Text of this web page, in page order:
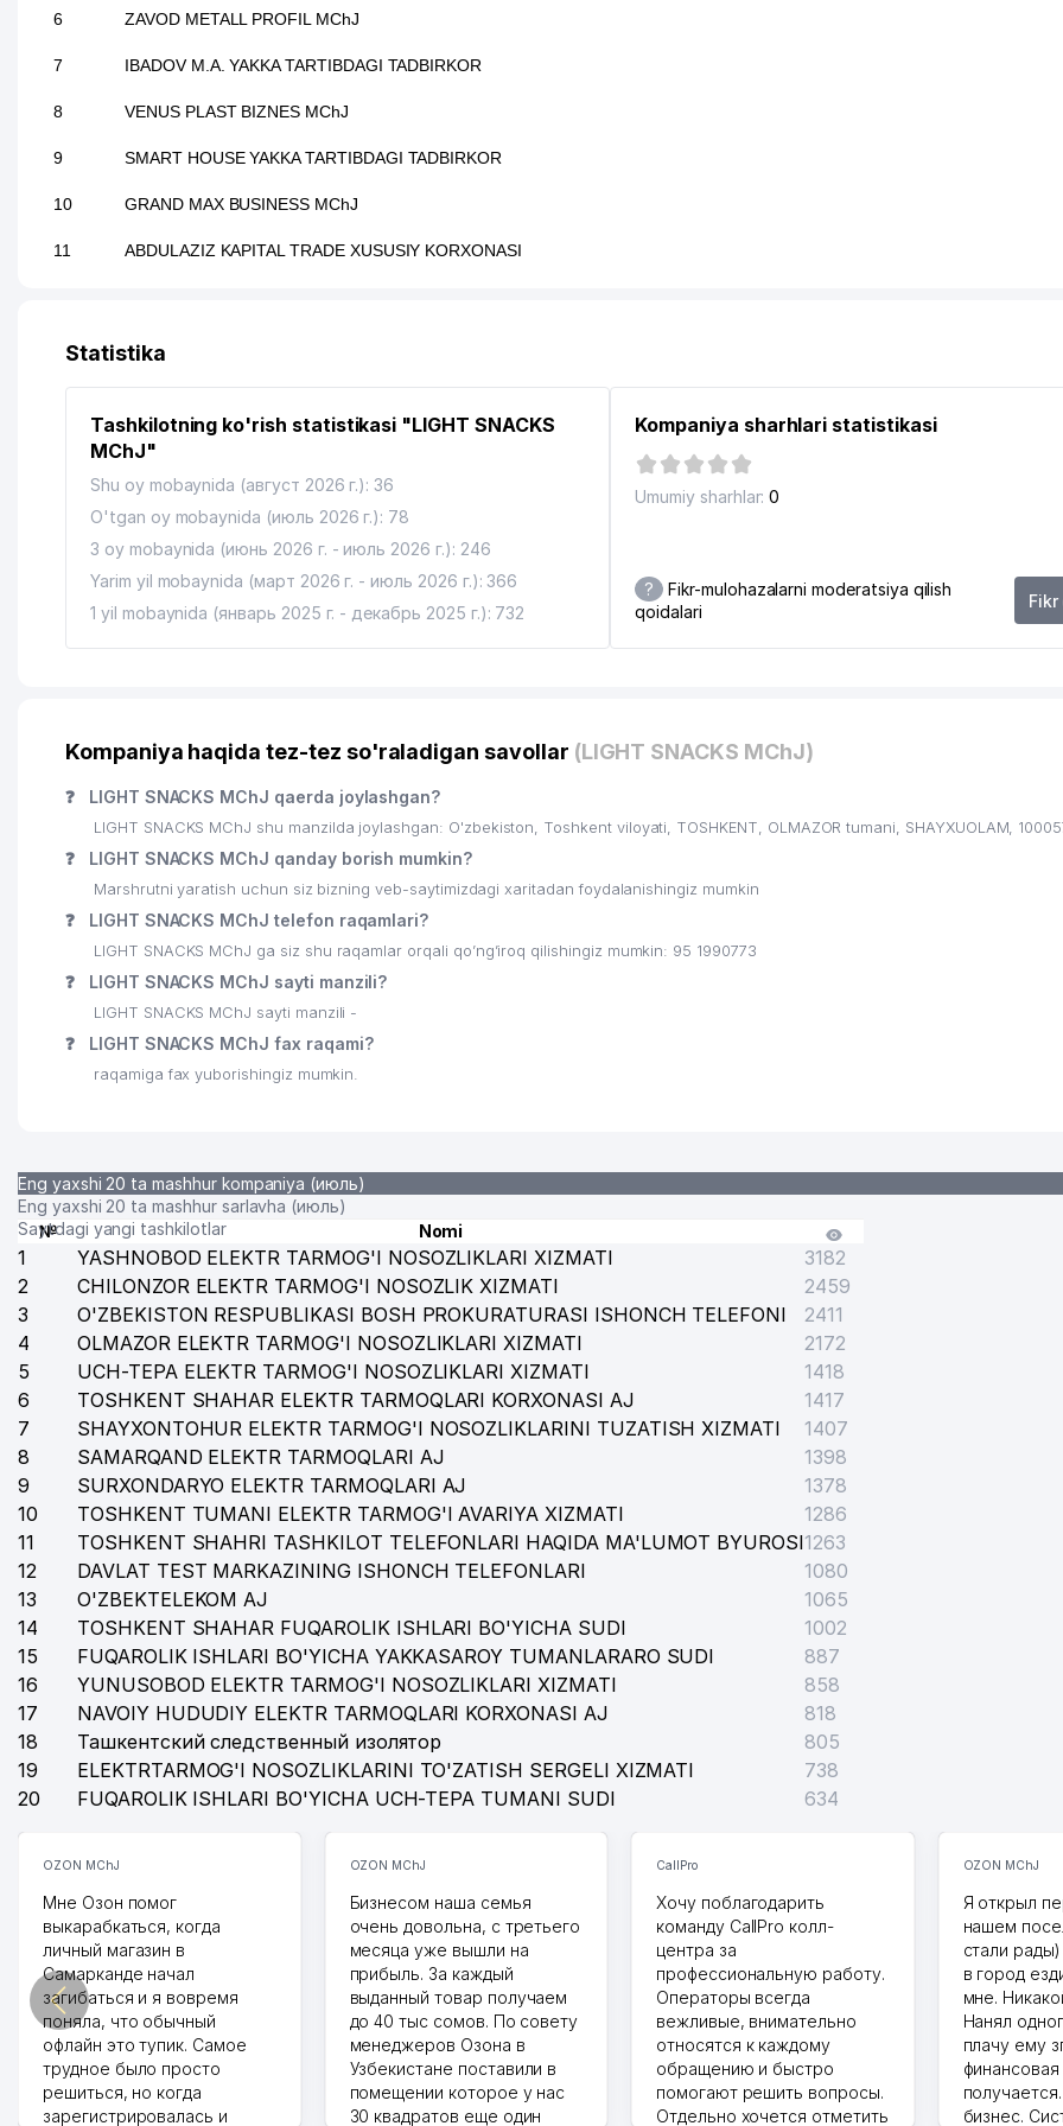
6 ZAVOD METALL PROFIL MChJ
7 IBADOV M.A. YAKKA TARTIBDAGI TADBIRKOR
8 VENUS PLAST BIZNES MChJ
9 SMART HOUSE YAKKA TARTIBDAGI TADBIRKOR
10 GRAND MAX BUSINESS MChJ
11 ABDULAZIZ KAPITAL TRADE XUSUSIY KORXONASI
13 FERRUMOKS MChJ
14 PLASM AND SPECIAL TECHNOLOGY XUSUSIY KORXONASI
INFORM SERVIS TV MChJ
SUVSANOATMASH AJ
AROMA LAB MChJ
AXUNJANOV T.SH. YAKKA TARTIBDAGI TADBIRKOR
INTIL DID MChJ
22 QURILMA MChJ
23 ALFA KARTON SAVDO XUSUSIY KORXONASI
24 AGREGAT ZAVODI AJ
EMAN MChJ
OSCAR FURNITURE MChJ
27 GOLDEN NILE AAA MChJ
28 AGREGAT METALL SERVIS MChJ
GARANT MEBEL MChJ
31 YUGOIL LUBRICANTS MChJ
32 COMPETITIVE ENTERPRISES MChJ
CREDO METALL MASTER MChJ
MODERN FURNITURE MChJ
TREST-12 AJ
ASL FAYZ XUSUSIY KORXONASI
ARHAT GROUP MChJ
EMAN XUSUSIY KORXONASI
SANTEX KOTEL HEATING SISTEMS MChJ
MUSTAQIL SERTIFIKAT MARKAZI MChJ
OLMAZOR VA SHAYHONTOHUR TUMANLARI TER VA QON TOMIRLARI DISPANSERI
PALISANDR MChJ
KORINEXUZ INTERNATIONAL OILAVIY KORXONASI
46
48 EPA ORIGINAL TOOLS MChJ
49 SILGA QARSHI DISPANSERI № 3
50 SHINKONTRAKTTORG MChJ
51 KABEL-BIZNES MChJ
Statistika
Tashkilotning ko'rish statistikasi "LIGHT SNACKS
MChJ"
Shu oy mobaynida (август 2026 г.): 36
O'tgan oy mobaynida (июль 2026 г.): 78
3 oy mobaynida (июнь 2026 г. - июль 2026 г.): 246
Yarim yil mobaynida (март 2026 г. - июль 2026 г.): 366
1 yil mobaynida (январь 2025 г. - декабрь 2025 г.): 732
Kompaniya sharhlari statistikasi
Umumiy sharhlar: 0
?
Fikr-mulohazalarni moderatsiya qilish
qoidalari
Kompaniya haqida tez-tez so'raladigan savollar (LIGHT SNACKS MChJ)
❓ LIGHT SNACKS MChJ qaerda joylashgan?
LIGHT SNACKS MChJ shu manzilda joylashgan: O'zbekiston, Toshkent viloyati, TOSHKENT, OLMAZOR tumani, SHAYXUOLAM,
❓ LIGHT SNACKS MChJ qanday borish mumkin?
Marshrutni yaratish uchun siz bizning veb-saytimizdagi xaritadan foydalanishingiz mumkin
❓ LIGHT SNACKS MChJ telefon raqamlari?
LIGHT SNACKS MChJ ga siz shu raqamlar orqali qo’ng’iroq qilishingiz mumkin: 95 1990773
❓ LIGHT SNACKS MChJ sayti manzili?
LIGHT SNACKS MChJ sayti manzili -
❓ LIGHT SNACKS MChJ fax raqami?
raqamiga fax yuborishingiz mumkin.
Eng yaxshi 20 ta mashhur kompaniya (июль)
Eng yaxshi 20 ta mashhur sarlavha (июль)
Saytdagi yangi tashkilotlar
№ Nomi
1 YASHNOBOD ELEKTR TARMOG'I NOSOZLIKLARI XIZMATI
3182
2
CHILONZOR ELEKTR TARMOG'I NOSOZLIK XIZMATI
2459
3
O'ZBEKISTON RESPUBLIKASI BOSH PROKURATURASI ISHONCH TELEFONI
2411
4
OLMAZOR ELEKTR TARMOG'I NOSOZLIKLARI XIZMATI
2172
5
UCH-TEPA ELEKTR TARMOG'I NOSOZLIKLARI XIZMATI
1418
6
TOSHKENT SHAHAR ELEKTR TARMOQLARI KORXONASI AJ
1417
7
SHAYXONTOHUR ELEKTR TARMOG'I NOSOZLIKLARINI TUZATISH XIZMATI
1407
8
SAMARQAND ELEKTR TARMOQLARI AJ
1398
9
SURXONDARYO ELEKTR TARMOQLARI AJ
1378
10
TOSHKENT TUMANI ELEKTR TARMOG'I AVARIYA XIZMATI
1286
11
TOSHKENT SHAHRI TASHKILOT TELEFONLARI HAQIDA MA'LUMOT BYUROSI1263
12
DAVLAT TEST MARKAZINING ISHONCH TELEFONLARI
1080
13
O'ZBEKTELEKOM AJ
1065
14
TOSHKENT SHAHAR FUQAROLIK ISHLARI BO'YICHA SUDI
1002
15
FUQAROLIK ISHLARI BO'YICHA YAKKASAROY TUMANLARARO SUDI
887
16
YUNUSOBOD ELEKTR TARMOG'I NOSOZLIKLARI XIZMATI
858
17
NAVOIY HUDUDIY ELEKTR TARMOQLARI KORXONASI AJ
818
18
Ташкентский следственный изолятор
805
19
ELEKTRTARMOG'I NOSOZLIKLARINI TO'ZATISH SERGELI XIZMATI
738
20
FUQAROLIK ISHLARI BO'YICHA UCH-TEPA TUMANI SUDI 634
OZON MChJ
Мне Озон помог
выкарабкаться, когда
личный магазин в
Самарканде начал
загибаться и я вовремя
поняла, что обычный
офлайн это тупик. Самое
трудное было просто
решиться, но когда
зарегистрировалась и
OZON MChJ
Бизнесом наша семья
очень довольна, с третьего
месяца уже вышли на
прибыль. За каждый
выданный товар получаем
до 40 тыс сомов. По совету
менеджеров Озона в
Узбекистане поставили в
помещении которое у нас
30 квадратов еще один
CallPro
Хочу поблагодарить
команду CallPro колл-
центра за
профессиональную работу.
Операторы всегда
вежливые, внимательно
относятся к каждому
обращению и быстро
помогают решить вопросы.
Отдельно хочется отметить
OZON MChJ
Я открыл
нашем
стали
в город
мне.
Нанял
плачу ему
бизнес.